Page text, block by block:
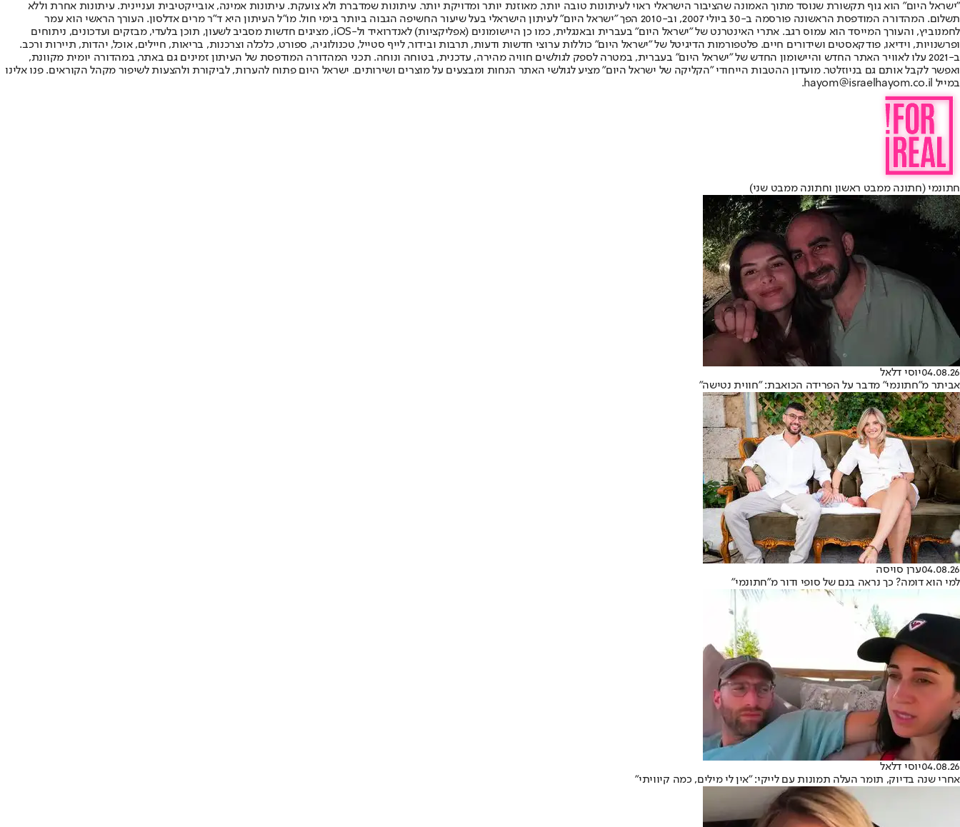
"ישראל היום" הוא גוף תקשורת שנוסד מתוך האמונה שהציבור הישראלי ראוי לעיתונות טובה יותר, מאוזנת יותר ומדויקת יותר. עיתונות שמדברת ולא צועקת. עיתונות אמינה, אובייקטיבית ועניינית. עיתונות אחרת וללא
תשלום. המהדורה המודפסת הראשונה פורסמה ב-30 ביולי 2007, וב-2010 הפך "ישראל היום" לעיתון הישראלי בעל שיעור החשיפה הגבוה ביותר בימי חול. מו"ל העיתון היא ד"ר מרים אדלסון. העורך הראשי הוא עמר
לחמנוביץ, והעורך המייסד הוא עמוס רגב. אתרי האינטרנט של "ישראל היום" בעברית ובאנגלית, כמו כן היישומונים (אפליקציות) לאנדרואיד ול-iOS, מציגים חדשות מסביב לשעון, תוכן בלעדי, מבזקים ועדכונים, ניתוחים
ופרשנויות, וידיאו, פודקאסטים ושידורים חיים. פלטפורמות הדיגיטל של "ישראל היום" כוללות ערוצי חדשות ודעות, תרבות ובידור, לייף סטייל, טכנולוגיה, ספורט, כלכלה וצרכנות, בריאות, חיילים, אוכל, יהדות, תיירות ורכב.
ב-2021 עלו לאוויר האתר החדש והיישומון החדש של "ישראל היום" בעברית, במטרה לספק לגולשים חוויה מהירה, עדכנית, בטוחה ונוחה. תכני המהדורה המודפסת של העיתון זמינים גם באתר, במהדורה יומית מקוונת,
ואפשר לקבל אותם גם בניוזלטר. מועדון ההטבות הייחודי "הקליקה של ישראל היום" מציע לגולשי האתר הנחות ומבצעים על מוצרים ושירותים. ישראל היום פתוח להערות, לביקורת ולהצעות לשיפור מקהל הקוראים. פנו אלינו
במייל hayom@israelhayom.co.il.
חתונמי (חתונה ממבט ראשון וחתונה ממבט שני)
04.08.26יוסי דלאל
אביתר מ"חתונמי" מדבר על הפרידה הכואבת: "חווית נטישה"
04.08.26ערן סויסה
למי הוא דומה? כך נראה בנם של סופי ודור מ"חתונמי"
04.08.26יוסי דלאל
אחרי שנה בדיוק, תומר העלה תמונות עם לייקי: "אין לי מילים, כמה קיוויתי"